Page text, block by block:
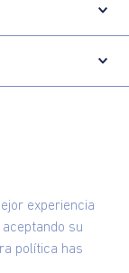
experiencia
su
política has